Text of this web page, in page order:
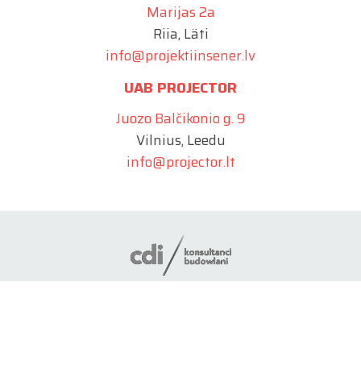
Marijas 2a
Riia, Läti
info@projektiinsener.lv
UAB PROJECTOR
Juozo Balčikonio g. 9
Vilnius, Leedu
info@projector.lt